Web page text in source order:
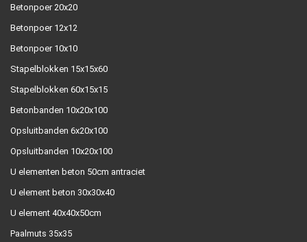
Betonpoer 20x20
Betonpoer 12x12
Betonpoer 10x10
Stapelblokken 15x15x60
Stapelblokken 60x15x15
Betonbanden 10x20x100
Opsluitbanden 6x20x100
Opsluitbanden 10x20x100
U elementen beton 50cm antraciet
U element beton 30x30x40
U element 40x40x50cm
Paalmuts 35x35